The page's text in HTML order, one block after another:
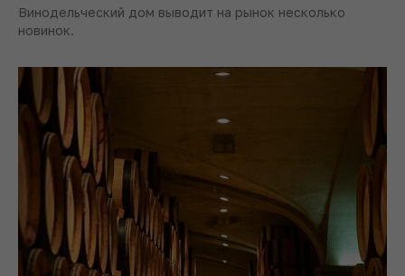
Винодельческий дом выводит на рынок несколько
новинок.